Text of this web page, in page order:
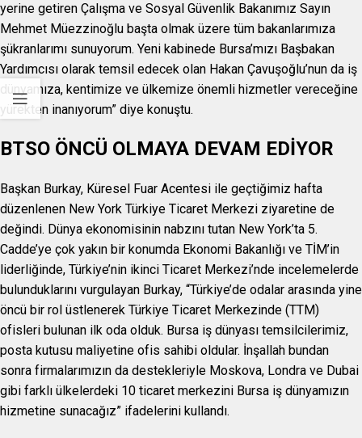
yerine getiren Çalışma ve Sosyal Güvenlik Bakanımız Sayın
Mehmet Müezzinoğlu başta olmak üzere tüm bakanlarımıza
şükranlarımı sunuyorum. Yeni kabinede Bursa’mızı Başbakan
Yardımcısı olarak temsil edecek olan Hakan Çavuşoğlu’nun da iş
dünyamıza, kentimize ve ülkemize önemli hizmetler vereceğine
yürekten inanıyorum” diye konuştu.
BTSO ÖNCÜ OLMAYA DEVAM EDİYOR
Başkan Burkay, Küresel Fuar Acentesi ile geçtiğimiz hafta
düzenlenen New York Türkiye Ticaret Merkezi ziyaretine de
değindi. Dünya ekonomisinin nabzını tutan New York’ta 5.
Cadde’ye çok yakın bir konumda Ekonomi Bakanlığı ve TİM’in
liderliğinde, Türkiye’nin ikinci Ticaret Merkezi’nde incelemelerde
bulunduklarını vurgulayan Burkay, “Türkiye’de odalar arasında yine
öncü bir rol üstlenerek Türkiye Ticaret Merkezinde (TTM)
ofisleri bulunan ilk oda olduk. Bursa iş dünyası temsilcilerimiz,
posta kutusu maliyetine ofis sahibi oldular. İnşallah bundan
sonra firmalarımızın da destekleriyle Moskova, Londra ve Dubai
gibi farklı ülkelerdeki 10 ticaret merkezini Bursa iş dünyamızın
hizmetine sunacağız” ifadelerini kullandı.